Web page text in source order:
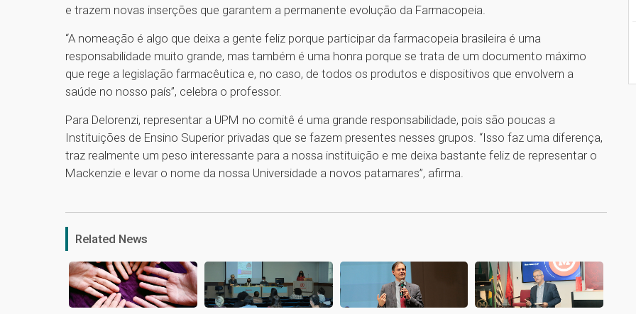
e trazem novas inserções que garantem a permanente evolução da Farmacopeia.
“A nomeação é algo que deixa a gente feliz porque participar da farmacopeia brasileira é uma
responsabilidade muito grande, mas também é uma honra porque se trata de um documento máximo
que rege a legislação farmacêutica e, no caso, de todos os produtos e dispositivos que envolvem a
saúde no nosso país”, celebra o professor.
Para Delorenzi, representar a UPM no comitê é uma grande responsabilidade, pois são poucas a
Instituições de Ensino Superior privadas que se fazem presentes nesses grupos. “Isso faz uma diferença,
traz realmente um peso interessante para a nossa instituição e me deixa bastante feliz de representar o
Mackenzie e levar o nome da nossa Universidade a novos patamares”, afirma.
1
Related News